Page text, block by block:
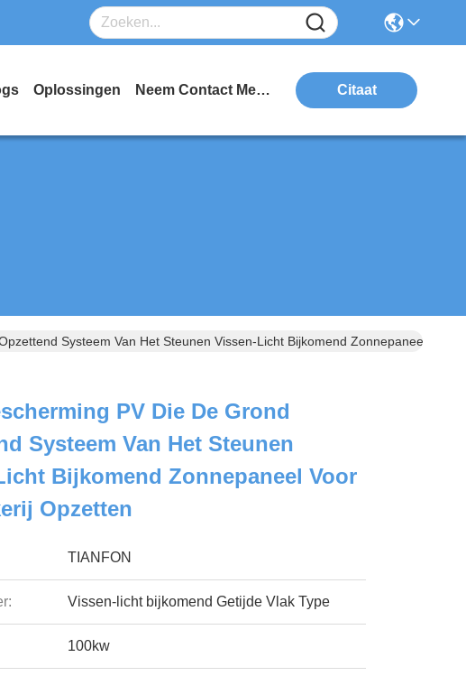
Oplossingen Neem Contact Met Ons Op Citaat
Systeem Van Het Steunen Vissen-Licht Bijkomend Zonnepaneel Voor
PV Die De Grond
Systeem Van Het Steunen
Bijkomend Zonnepaneel Voor
Opzetten
TIANFON
Vissen-licht bijkomend Getijde Vlak Type
100kw